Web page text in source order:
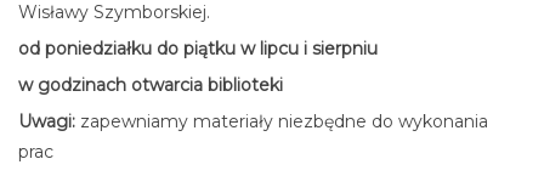
Wisławy Szymborskiej.
od poniedziałku do piątku w lipcu i sierpniu
w godzinach otwarcia biblioteki
Uwagi: zapewniamy materiały niezbędne do wykonania
prac